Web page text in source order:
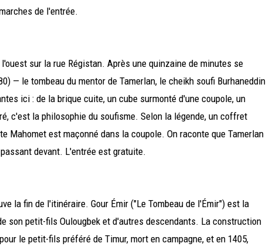
de l'entrée.
sur la rue Régistan. Après une quinzaine de minutes se
— le tombeau du mentor de Tamerlan, le cheikh soufi Burhaneddin
ici : de la brique cuite, un cube surmonté d'une coupole, un
c'est la philosophie du soufisme. Selon la légende, un coffret
Mahomet est maçonné dans la coupole. On raconte que Tamerlan
devant. L'entrée est gratuite.
la fin de l'itinéraire. Gour Émir ("Le Tombeau de l'Émir") est la
son petit-fils Oulougbek et d'autres descendants. La construction
le petit-fils préféré de Timur, mort en campagne, et en 1405,